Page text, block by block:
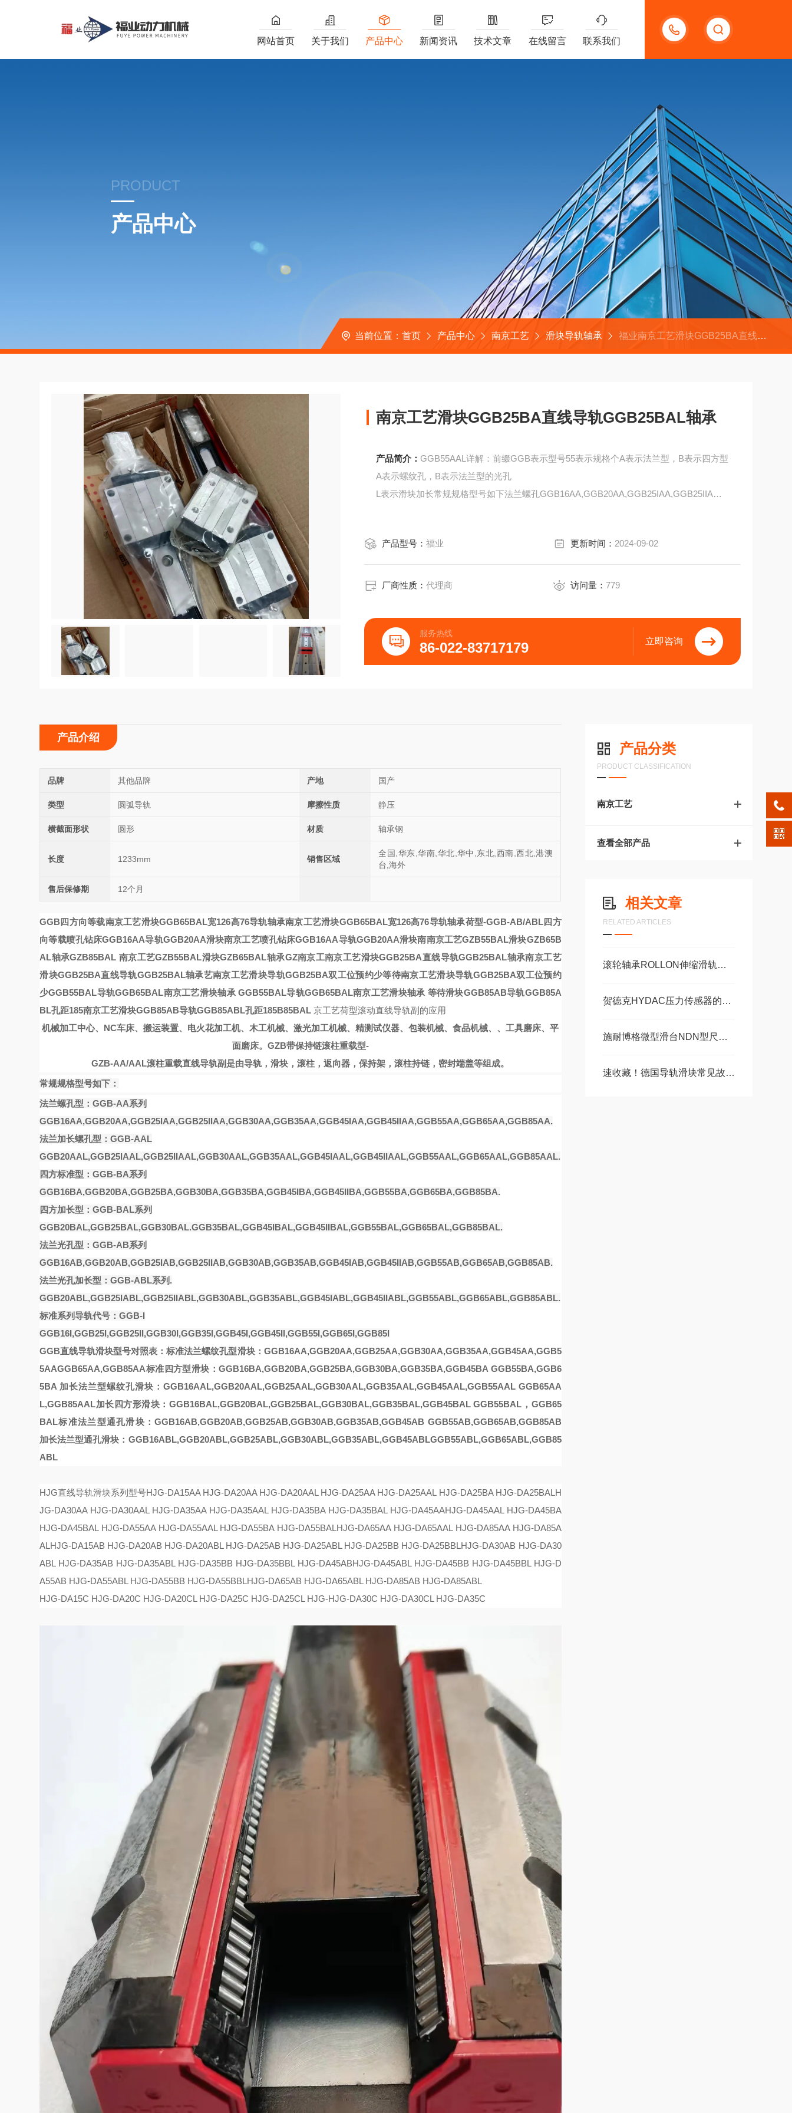
13132097161
网站首页 关于我们 产品中心 新闻资讯 技术文章 在线留言 联系我们
PRODUCT
产品中心
当前位置： 首页 产品中心 南京工艺 滑块导轨轴承 福业南京工艺滑块GGB25BA直线导轨GGB25BAL轴承
南京工艺滑块GGB25BA直线导轨GGB25BAL轴承
产品简介： GGB55AAL详解：前缀GGB表示型号55表示规格个A表示法兰型，B表示四方型
A表示螺纹孔，B表示法兰型的光孔
L表示滑块加长常规规格型号如下法兰螺孔GGB16AA,GGB20AA,GGB25IAA,GGB25IIA
产品型号：福业 更新时间： 2024-09-02
厂商性质：代理商 访问量： 779
服务热线
86-022-83717179 立即咨询
产品分类
PRODUCT CLASSIFICATION
南京工艺
查看全部产品
相关文章
RELATED ARTICLES
滚轮轴承ROLLON伸缩滑轨传动配件GUDEL齿条导轨福业选购
贺德克HYDAC压力传感器的常见故障相应解决方法分享
施耐博格微型滑台NDN型尺寸05，1，2，60精密轴承选型
速收藏！德国导轨滑块常见故障的解决方法分享
产品介绍
品牌 其他品牌 产地 国产
类型 圆弧导轨 摩擦性质 静压
横截面形状 圆形 材质 轴承钢
长度 1233mm 销售区域
全国,华东,华南,华北,华中,东北,西南,西北,港澳
台,海外
售后保修期 12个月
GGB四方向等载南京工艺滑块GGB65BAL宽126高76导轨轴承南京工艺滑块GGB65BAL宽126高76导轨轴承荷型-GGB-AB/ABL四方
向等载喷孔钻床GGB16AA导轨GGB20AA滑块南京工艺喷孔钻床GGB16AA导轨GGB20AA滑块南南京工艺GZB55BAL滑块GZB65B
AL轴承GZB85BAL 南京工艺GZB55BAL滑块GZB65BAL轴承GZ南京工南京工艺滑块GGB25BA直线导轨GGB25BAL轴承南京工艺
滑块GGB25BA直线导轨GGB25BAL轴承艺南京工艺滑块导轨GGB25BA双工位预约少等待南京工艺滑块导轨GGB25BA双工位预约
少GGB55BAL导轨GGB65BAL南京工艺滑块轴承 GGB55BAL导轨GGB65BAL南京工艺滑块轴承 等待滑块GGB85AB导轨GGB85A
BL孔距185南京工艺滑块GGB85AB导轨GGB85ABL孔距185B85BAL 京工艺荷型滚动直线导轨副的应用
机械加工中心、 NC车床、搬运装置、电火花加工机、木工机械、激光加工机械、精测试仪器、包装机械、食品机械、、工具磨床、平
面磨床。 GZB带保持链滚柱重载型-
GZB-AA/AAL滚柱重载直线导轨副是由导轨，滑块，滚柱，返向器，保持架，滚柱持链，密封端盖等组成。
常规规格型号如下：
法兰螺孔型：GGB-AA系列
GGB16AA,GGB20AA,GGB25IAA,GGB25IIAA,GGB30AA,GGB35AA,GGB45IAA,GGB45IIAA,GGB55AA,GGB65AA,GGB85AA.
法兰加长螺孔型：GGB-AAL
GGB20AAL,GGB25IAAL,GGB25IIAAL,GGB30AAL,GGB35AAL,GGB45IAAL,GGB45IIAAL,GGB55AAL,GGB65AAL,GGB85AAL.
四方标准型：GGB-BA系列
GGB16BA,GGB20BA,GGB25BA,GGB30BA,GGB35BA,GGB45IBA,GGB45IIBA,GGB55BA,GGB65BA,GGB85BA.
四方加长型：GGB-BAL系列
GGB20BAL,GGB25BAL,GGB30BAL.GGB35BAL,GGB45IBAL,GGB45IIBAL,GGB55BAL,GGB65BAL,GGB85BAL.
法兰光孔型：GGB-AB系列
GGB16AB,GGB20AB,GGB25IAB,GGB25IIAB,GGB30AB,GGB35AB,GGB45IAB,GGB45IIAB,GGB55AB,GGB65AB,GGB85AB.
法兰光孔加长型：GGB-ABL系列.
GGB20ABL,GGB25IABL,GGB25IIABL,GGB30ABL,GGB35ABL,GGB45IABL,GGB45IIABL,GGB55ABL,GGB65ABL,GGB85ABL.
标准系列导轨代号：GGB-I
GGB16I,GGB25I,GGB25II,GGB30I,GGB35I,GGB45I,GGB45II,GGB55I,GGB65I,GGB85I
GGB直线导轨滑块型号对照表：标准法兰螺纹孔型滑块： GGB16AA,GGB20AA,GGB25AA,GGB30AA,GGB35AA,GGB45AA,GGB5
5AAGGB65AA,GGB85AA标准四方型滑块：GGB16BA,GGB20BA,GGB25BA,GGB30BA,GGB35BA,GGB45BA GGB55BA,GGB6
5BA 加长法兰型螺纹孔滑块： GGB16AAL,GGB20AAL,GGB25AAL,GGB30AAL,GGB35AAL,GGB45AAL,GGB55AAL GGB65AA
L,GGB85AAL加长四方形滑块： GGB16BAL,GGB20BAL,GGB25BAL,GGB30BAL,GGB35BAL,GGB45BALGGB55BAL ， GGB65
BAL标准法兰型通孔滑块：GGB16AB,GGB20AB,GGB25AB,GGB30AB,GGB35AB,GGB45AB GGB55AB,GGB65AB,GGB85AB
加长法兰型通孔滑块： GGB16ABL,GGB20ABL,GGB25ABL,GGB30ABL,GGB35ABL,GGB45ABLGGB55ABL,GGB65ABL,GGB85
ABL
HJG直线导轨滑块系列型号HJG-DA15AA HJG-DA20AA HJG-DA20AAL HJG-DA25AA HJG-DA25AAL HJG-DA25BA HJG-DA25BAL H
JG-DA30AA HJG-DA30AAL HJG-DA35AA HJG-DA35AAL HJG-DA35BA HJG-DA35BAL HJG-DA45AAHJG-DA45AAL HJG-DA45BA
HJG-DA45BAL HJG-DA55AA HJG-DA55AAL HJG-DA55BA HJG-DA55BAL HJG-DA65AA HJG-DA65AAL HJG-DA85AA HJG-DA85A
AL HJG-DA15AB HJG-DA20AB HJG-DA20ABL HJG-DA25AB HJG-DA25ABL HJG-DA25BB HJG-DA25BBL HJG-DA30AB HJG-DA30
ABL HJG-DA35AB HJG-DA35ABL HJG-DA35BB HJG-DA35BBL HJG-DA45ABHJG-DA45ABL HJG-DA45BB HJG-DA45BBL HJG-D
A55AB HJG-DA55ABL HJG-DA55BB HJG-DA55BBL HJG-DA65AB HJG-DA65ABL HJG-DA85AB HJG-DA85ABL
HJG-DA15C HJG-DA20C HJG-DA20CL HJG-DA25C HJG-DA25CL HJG-HJG-DA30C HJG-DA30CL HJG-DA35C